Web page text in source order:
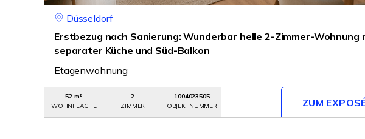
Düsseldorf
Erstbezug nach Sanierung: Wunderbar helle 2-Zimmer-Wohnung
separater Küche und Süd-Balkon
Etagenwohnung
52 m²
WOHNFLÄCHE
2
ZIMMER
1004023505
OBJEKTNUMMER
ZUM